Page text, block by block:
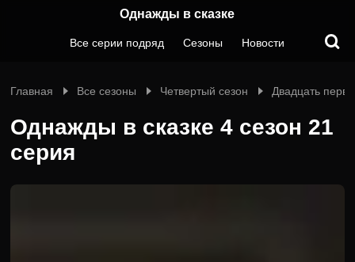
Однажды в сказке
Все серии подряд Сезоны Новости
Главная Все сезоны Четвертый сезон Двадцать
Однажды в сказке 4 сезон 21
серия